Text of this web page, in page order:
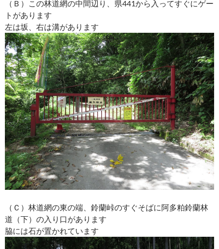
（Ｂ）この林道網の中間辺り、県441から入ってすぐにゲー
トがあります
左は坂、右は溝があります
（Ｃ）林道網の東の端、鈴蘭峠のすぐそばに阿多粕鈴蘭林
道（下）の入り口があります
脇には石が置かれています